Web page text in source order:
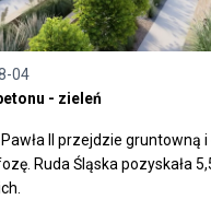
04
- zieleń
II przejdzie gruntowną
Ruda Śląska pozyskała